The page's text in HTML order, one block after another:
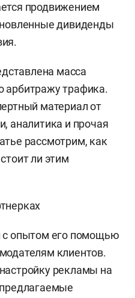
продвижением
дивиденды
масса
арбитражу трафика.
материал от
аналитика и прочая
рассмотрим, как
ли этим
с опытом его помощью
клиентов.
рекламы на